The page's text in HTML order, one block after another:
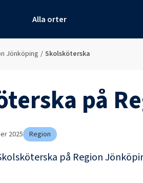
Alla orter
Jönköping / Skolsköterska
på
2025 Region
på Region